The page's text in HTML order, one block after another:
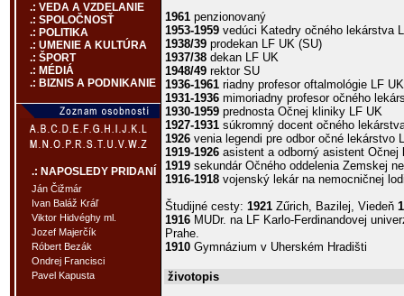
.: VEDA A VZDELANIE
.: SPOLOČNOSŤ
.: POLITIKA
.: UMENIE A KULTÚRA
.: ŠPORT
.: MÉDIÁ
.: BIZNIS A PODNIKANIE
.: NAPOSLEDY PRIDANÍ
Ján Čižmár
Ivan Baláž Kráľ
Viktor Hidvéghy ml.
Jozef Majerčík
Róbert Bezák
Ondrej Francisci
Pavel Kapusta
1961 penzionovaný
1953-1959 vedúci Katedry očného lekárstva
1938/39 prodekan LF UK (SU)
1937/38 dekan LF UK
1948/49 rektor SU
1936-1961 riadny profesor oftalmológie LF UK
1931-1936 mimoriadny profesor očného
1930-1959 prednosta Očnej kliniky LF UK
1927-1931 súkromný docent očného
1926 venia legendi pre odbor očné lekárstvo
1919-1926 asistent a odborný asistent
1919 sekundár Očného oddelenia Zemskej
1916-1918 vojenský lekár na nemocničnej
Študijné cesty: 1921 Zűrich, Bazilej, Viedeň
1916 MUDr. na LF Karlo-Ferdinandovej
Prahe.
1910 Gymnázium v Uherském Hradišti
životopis